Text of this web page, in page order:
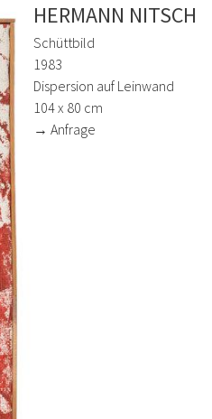
HERMANN NITSCH
Schüttbild
1983
Dispersion auf Leinwand
104 x 80 cm
→ Anfrage